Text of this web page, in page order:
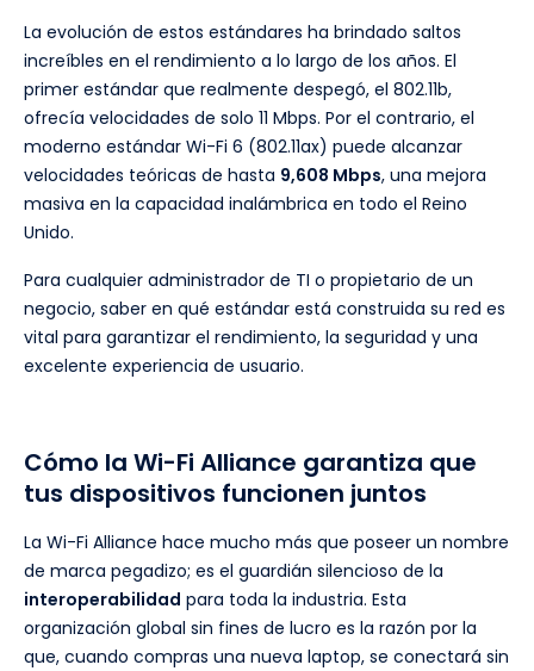
La evolución de estos estándares ha brindado saltos
increíbles en el rendimiento a lo largo de los años. El
primer estándar que realmente despegó, el 802.11b,
ofrecía velocidades de solo 11 Mbps. Por el contrario, el
moderno estándar Wi-Fi 6 (802.11ax) puede alcanzar
velocidades teóricas de hasta 9,608 Mbps, una mejora
masiva en la capacidad inalámbrica en todo el Reino
Unido.
Para cualquier administrador de TI o propietario de un
negocio, saber en qué estándar está construida su red es
vital para garantizar el rendimiento, la seguridad y una
excelente experiencia de usuario.
Cómo la Wi-Fi Alliance garantiza que
tus dispositivos funcionen juntos
La Wi-Fi Alliance hace mucho más que poseer un nombre
de marca pegadizo; es el guardián silencioso de la
interoperabilidad para toda la industria. Esta
organización global sin fines de lucro es la razón por la
que, cuando compras una nueva laptop, se conectará sin